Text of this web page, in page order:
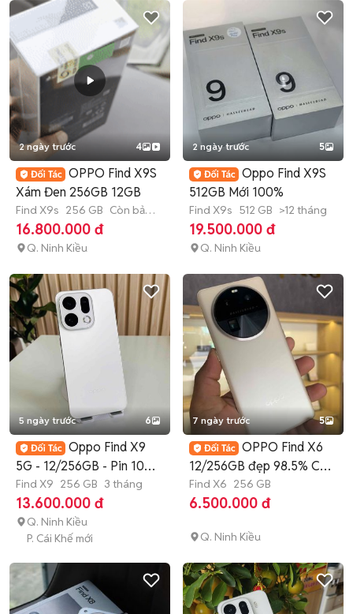
2 ngày trước 4
OPPO Find X9S
Xám Đen 256GB 12GB
Find X9s 256 GB Còn bảo
hành
16.800.000 đ
Q. Ninh Kiều
2 ngày trước 5
Oppo Find X9S
512GB Mới 100%
Find X9s 512 GB >12 tháng
19.500.000 đ
Q. Ninh Kiều
5 ngày trước 6
Oppo Find X9
5G - 12/256GB - Pin 100 -
Nguyên Zin
Find X9 256 GB 3 tháng
13.600.000 đ
Q. Ninh Kiều
P. Cái Khế mới
7 ngày trước 5
OPPO Find X6
12/256GB đẹp 98.5% CÓ
SHIP COD
Find X6 256 GB
6.500.000 đ
Q. Ninh Kiều